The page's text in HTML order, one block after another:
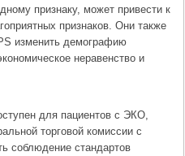
признаку, может привести к
признаков. Они также
изменить демографию
неравенство и
для пациентов с ЭКО,
торговой комиссии с
соблюдение стандартов